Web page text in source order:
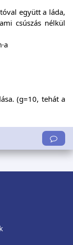
együtt a láda,
csúszás nélkül
(g=10, tehát a